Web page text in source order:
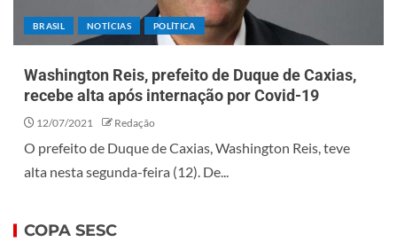
BRASIL NOTÍCIAS POLÍTICA
Washington Reis, prefeito de Duque de Caxias,
recebe alta após internação por Covid-19
12/07/2021 Redação
O prefeito de Duque de Caxias, Washington Reis, teve
alta nesta segunda-feira (12). De...
COPA SESC